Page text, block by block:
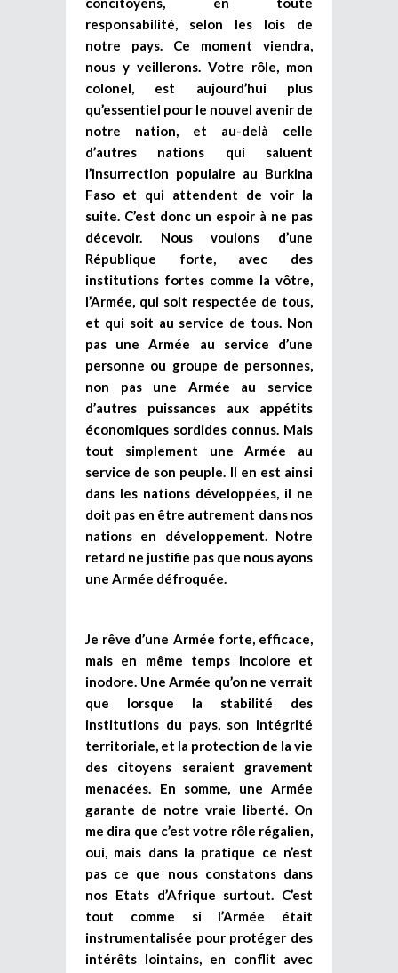
responsabilité, selon les lois de
notre pays. Ce moment viendra,
nous y veillerons. Votre rôle, mon
colonel, est aujourd’hui plus
qu’essentiel pour le nouvel avenir de
notre nation, et au-delà celle
d’autres nations qui saluent
l’insurrection populaire au Burkina
Faso et qui attendent de voir la
suite. C’est donc un espoir à ne pas
décevoir. Nous voulons d’une
République forte, avec des
institutions fortes comme la vôtre,
l’Armée, qui soit respectée de tous,
et qui soit au service de tous. Non
pas une Armée au service d’une
personne ou groupe de personnes,
non pas une Armée au service
d’autres puissances aux appétits
économiques sordides connus. Mais
tout simplement une Armée au
service de son peuple. Il en est ainsi
dans les nations développées, il ne
doit pas en être autrement dans nos
nations en développement. Notre
retard ne justifie pas que nous ayons
une Armée défroquée.
Je rêve d’une Armée forte, efficace,
mais en même temps incolore et
inodore. Une Armée qu’on ne verrait
que lorsque la stabilité des
institutions du pays, son intégrité
territoriale, et la protection de la vie
des citoyens seraient gravement
menacées. En somme, une Armée
garante de notre vraie liberté. On
me dira que c’est votre rôle régalien,
oui, mais dans la pratique ce n’est
pas ce que nous constatons dans
nos Etats d’Afrique surtout. C’est
tout comme si l’Armée était
instrumentalisée pour protéger des
intérêts lointains, en conflit avec